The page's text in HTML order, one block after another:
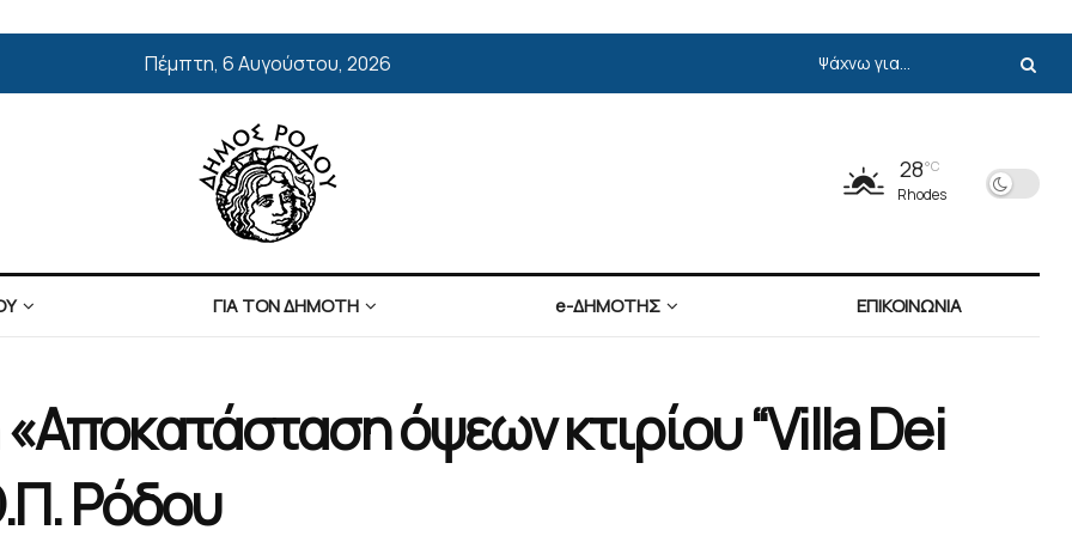
Πέμπτη, 6 Αυγούστου, 2026
28°C
Rhodes
ΓΙΑ ΤΟΝ ΔΗΜΟΤΗ e-ΔΗΜΟΤΗΣ ΕΠΙΚΟΙΝΩΝΙΑ
όψεων κτιρίου “Villa Dei
Ρόδου